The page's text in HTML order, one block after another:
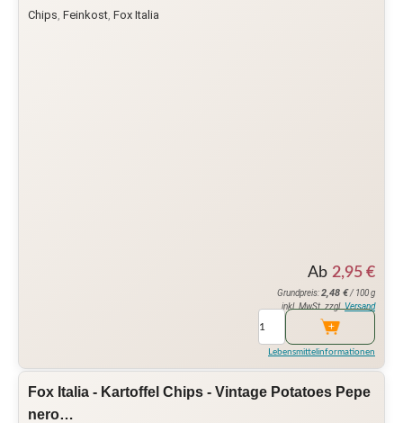
Chips, Feinkost, Fox Italia
Ab 2,95 €
Grundpreis:2,48 €/ 100 g
inkl. MwSt. zzgl. Versand
Lebensmittelinformationen
Fox Italia - Kartoffel Chips - Vintage Potatoes Pepe
nero…